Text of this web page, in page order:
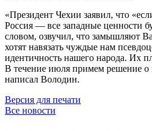
«Президент Чехии заявил, что
Россия — все западные ценности
словом, озвучил, что замышляют
хотят навязать чуждые нам
идентичность нашего народа. Их
В течение июля примем решение
написал Володин.
Версия для печати
Все новости